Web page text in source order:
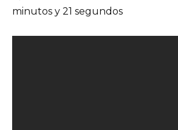
minutos y 21 segundos